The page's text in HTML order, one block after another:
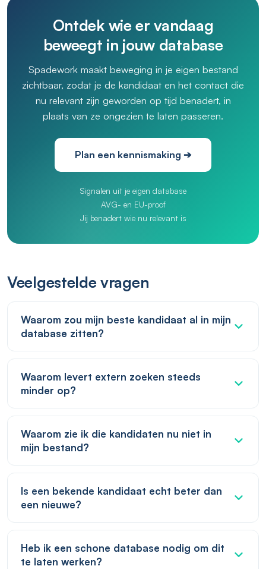
Ontdek wie er vandaag
beweegt in jouw database
Spadework maakt beweging in je eigen bestand
zichtbaar, zodat je de kandidaat en het contact die
nu relevant zijn geworden op tijd benadert, in
plaats van ze ongezien te laten passeren.
Plan een kennismaking ➔
Signalen uit je eigen database
AVG- en EU-proof
Jij benadert wie nu relevant is
Veelgestelde vragen
Waarom zou mijn beste kandidaat al in mijn
database zitten?
Waarom levert extern zoeken steeds
minder op?
Waarom zie ik die kandidaten nu niet in
mijn bestand?
Is een bekende kandidaat echt beter dan
een nieuwe?
Heb ik een schone database nodig om dit
te laten werken?